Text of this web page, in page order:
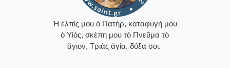
Ἡ ἐλπίς μου ὁ Πατήρ, καταφυγή μου
ὁ Υἱός, σκέπη μου τὸ Πνεῦμα τὸ
ἅγιον, Τριὰς ἁγία, δόξα σοι.